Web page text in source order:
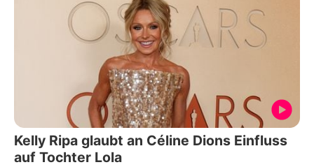
Kelly Ripa glaubt an Céline Dions Einfluss
auf Tochter Lola